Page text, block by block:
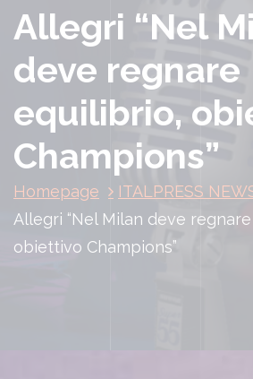
Allegri “Nel
deve regnare
equilibrio,
Champions”
Homepage
ITALPRESS
Allegri “Nel Milan deve
obiettivo Champions”